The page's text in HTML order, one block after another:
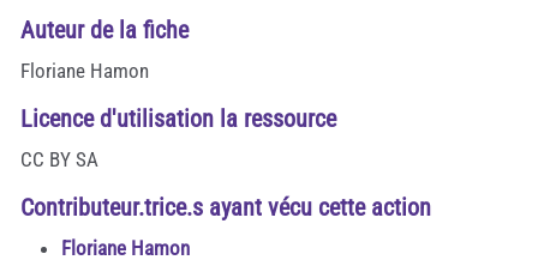
Auteur de la fiche
Floriane Hamon
Licence d'utilisation la ressource
CC BY SA
Contributeur.trice.s ayant vécu cette action
Floriane Hamon